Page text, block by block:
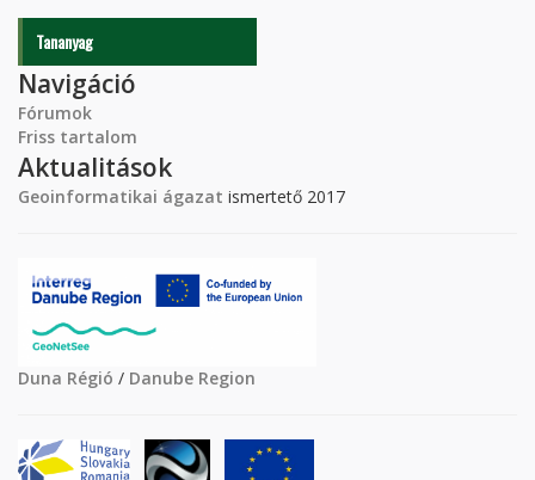
Tananyag
Navigáció
Fórumok
Friss tartalom
Aktualitások
Geoinformatikai ágazat ismertető 2017
Duna Régió / Danube Region